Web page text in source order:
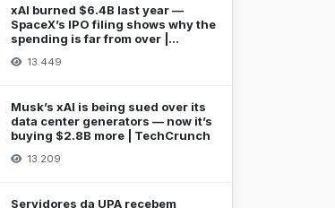
xAI burned $6.4B last year —
SpaceX’s IPO filing shows why the
spending is far from over |
13.449
Musk’s xAI is being sued over its
data center generators — now it’s
buying $2.8B more | TechCrunch
13.209
Servidores da UPA recebem